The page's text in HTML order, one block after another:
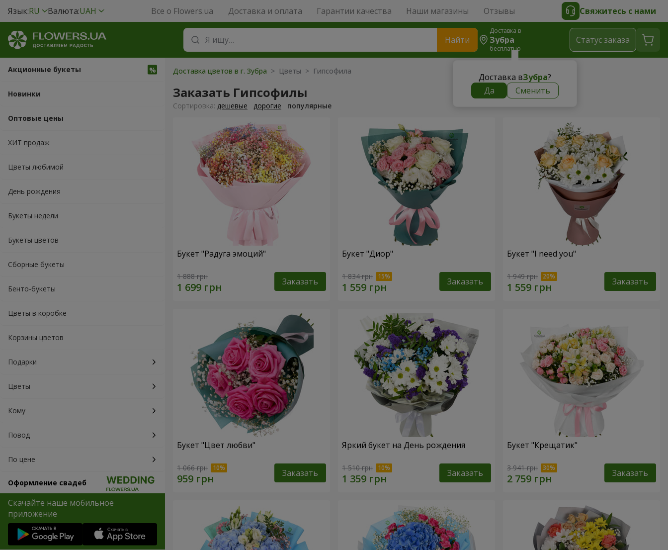
Язык:RU Валюта:UAH Все о Flowers.ua Доставка и оплата Гарантии качества Наши магазины Отзывы Свяжитесь с нами
Найти
Доставка в
Зубра
бесплатно
Доставка вЗубра?
Да
Сменить
Cтатус заказа
Акционные букеты
Новинки
Оптовые цены
ХИТ продаж
Цветы любимой
День рождения
Букеты недели
Букеты цветов
Сборные букеты
Бенто-букеты
Цветы в коробке
Корзины цветов
Подарки
Цветы
Кому
Повод
По цене
Оформление свадеб
Скачайте наше мобильное
приложение
Доставка цветов в г. Зубра > Цветы > Гипсофила
Заказать Гипсофилы
Cортировка: дешевые дорогие популярные
Букет "Радуга эмоций"
1 888 грн Заказать
Букет "Диор"
1 834 грн Заказать
Букет "I need you"
1 949 грн Заказать
Букет "Цвет любви"
1 066 грн Заказать
Яркий букет на День рождения
1 510 грн Заказать
Букет "Крещатик"
3 941 грн Заказать